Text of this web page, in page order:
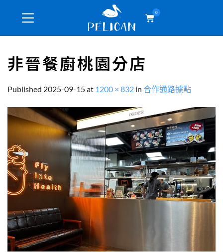
0
非晉餐廚桃園分店
Published 2025-09-15at 1200 × 832 in 合作通路據點